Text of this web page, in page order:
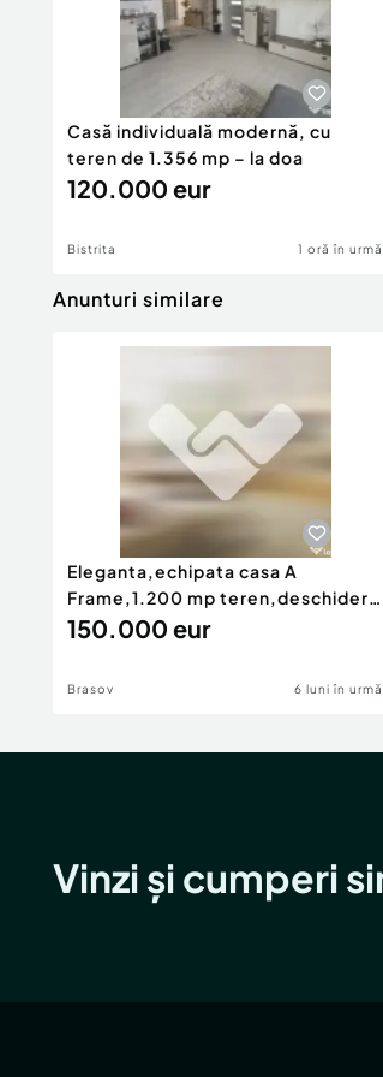
Număr Băi:3
Curent
Climă
Casă individuală modernă, cu
teren de 1.356 mp – la doa
120.000 eur
Bistrita 1 oră în urmă
Anunturi similare
Eleganta,echipata casa A
Frame,1.200 mp teren,deschidere
Pia
150.000 eur
Brasov 6 luni în urmă
Vinzi și cumperi